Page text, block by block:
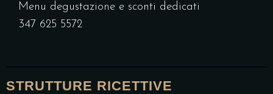
Menu degustazione e sconti dedicati
347 625 5572
STRUTTURE RICETTIVE